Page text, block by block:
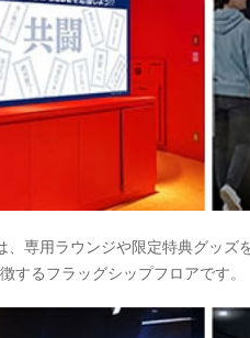
、専用ラウンジや限定特典グッ
するフラッグシップフロアです。